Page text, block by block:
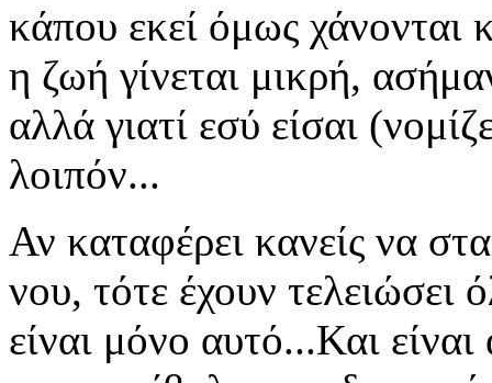
κάπου εκεί όμως χάνονται
η ζωή γίνεται μικρή,
αλλά γιατί εσύ είσαι
λοιπόν...
Αν καταφέρει κανείς να
νου, τότε έχουν
είναι μόνο αυτό...Και